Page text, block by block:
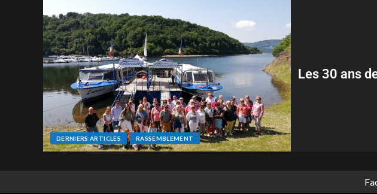
DERNIERS ARTICLES RASSEMBLEMENT
Les 30 ans